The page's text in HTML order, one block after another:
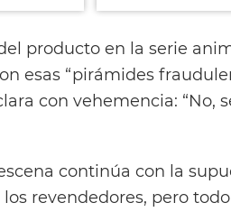
producto en la serie
esas “pirámides
con vehemencia: “No,
continúa con la
revendedores, pero